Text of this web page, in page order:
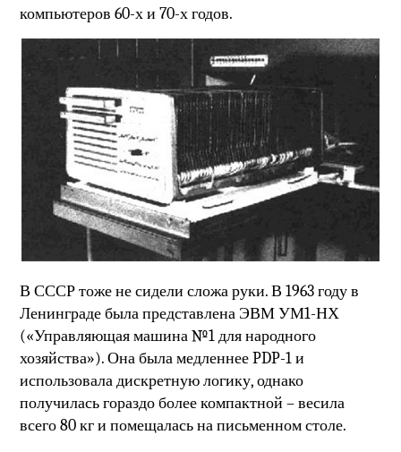
компьютеров 60-х и 70-х годов.
В СССР тоже не сидели сложа руки. В 1963 году в
Ленинграде была представлена ЭВМ УМ1-НХ
(«Управляющая машина №1 для народного
хозяйства»). Она была медленнее PDP-1 и
использовала дискретную логику, однако
получилась гораздо более компактной – весила
всего 80 кг и помещалась на письменном столе.